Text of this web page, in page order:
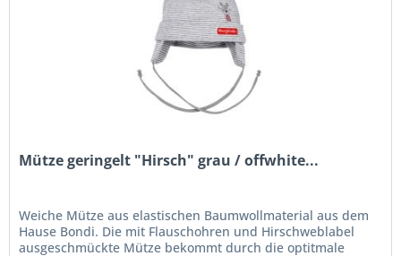
man diese mit Federn oder Gamsbart
aufpeppt. So aufgehübscht wird jeder
kleine Junge zum großen Jäger.
Mütze geringelt "Hirsch" grau / offwhite...
Weiche Mütze aus elastischen Baumwollmaterial aus dem
Hause Bondi. Die mit Flauschohren und Hirschweblabel
ausgeschmückte Mütze bekommt durch die optitmale